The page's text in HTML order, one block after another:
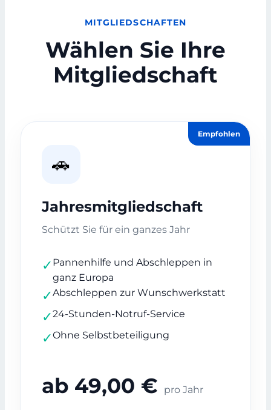
MITGLIEDSCHAFTEN
Wählen Sie Ihre
Mitgliedschaft
Empfohlen
🚗
Jahresmitgliedschaft
Schützt Sie für ein ganzes Jahr
✓ Pannenhilfe und Abschleppen in
ganz Europa
✓Abschleppen zur Wunschwerkstatt
✓24-Stunden-Notruf-Service
✓Ohne Selbstbeteiligung
ab 49,00 € pro Jahr